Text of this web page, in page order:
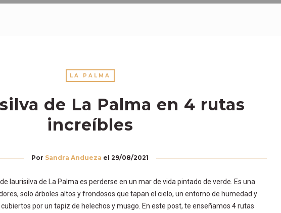
LA PALMA
de La Palma en 4 rutas
increíbles
Por Sandra Andueza el 29/08/2021
laurisilva de La Palma es perderse en un mar de vida pintado de verde. Es una
solo árboles altos y frondosos que tapan el cielo, un entorno de humedad y
por un tapiz de helechos y musgo. En este post, te enseñamos 4 rutas